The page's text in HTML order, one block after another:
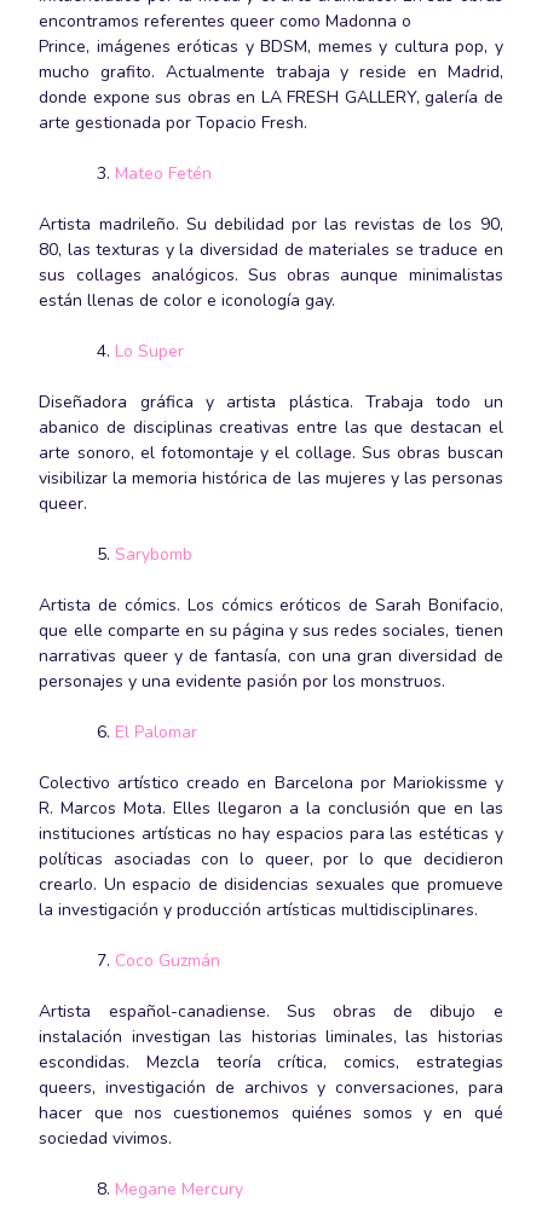
encontramos referentes queer como Madonna o
Prince, imágenes eróticas y BDSM, memes y cultura pop, y
mucho grafito. Actualmente trabaja y reside en Madrid,
donde expone sus obras en LA FRESH GALLERY, galería de
arte gestionada por Topacio Fresh.
Mateo Fetén
Artista madrileño. Su debilidad por las revistas de los 90,
80, las texturas y la diversidad de materiales se traduce en
sus collages analógicos. Sus obras aunque minimalistas
están llenas de color e iconología gay.
Lo Super
Diseñadora gráfica y artista plástica. Trabaja todo un
abanico de disciplinas creativas entre las que destacan el
arte sonoro, el fotomontaje y el collage. Sus obras buscan
visibilizar la memoria histórica de las mujeres y las personas
queer.
Sarybomb
Artista de cómics. Los cómics eróticos de Sarah Bonifacio,
que elle comparte en su página y sus redes sociales, tienen
narrativas queer y de fantasía, con una gran diversidad de
personajes y una evidente pasión por los monstruos.
El Palomar
Colectivo artístico creado en Barcelona por Mariokissme y
R. Marcos Mota. Elles llegaron a la conclusión que en las
instituciones artísticas no hay espacios para las estéticas y
políticas asociadas con lo queer, por lo que decidieron
crearlo. Un espacio de disidencias sexuales que promueve
la investigación y producción artísticas multidisciplinares.
Coco Guzmán
Artista español-canadiense. Sus obras de dibujo e
instalación investigan las historias liminales, las historias
escondidas. Mezcla teoría crítica, comics, estrategias
queers, investigación de archivos y conversaciones, para
hacer que nos cuestionemos quiénes somos y en qué
sociedad vivimos.
Megane Mercury